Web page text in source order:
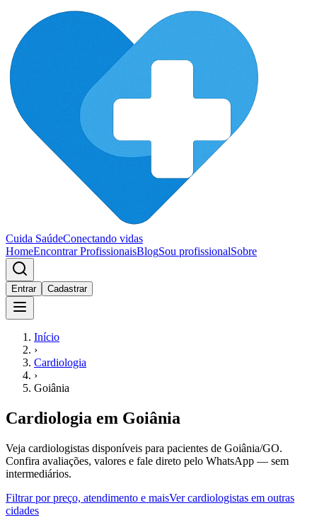
Cuida SaúdeConectando vidas
HomeEncontrar ProfissionaisBlogSou profissionalSobre
Entrar Cadastrar
Início
›
Cardiologia
›
Goiânia
Cardiologia em Goiânia
Veja cardiologistas disponíveis para pacientes de Goiânia/GO.
Confira avaliações, valores e fale direto pelo WhatsApp — sem
intermediários.
Filtrar por preço, atendimento e maisVercardiologistas em outras
cidades